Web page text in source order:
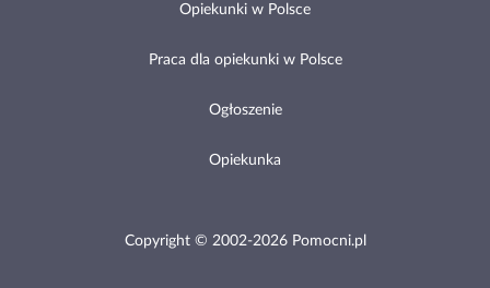
Opiekunki w Polsce
Praca dla opiekunki w Polsce
Ogłoszenie
Opiekunka
Copyright © 2002-2026 Pomocni.pl